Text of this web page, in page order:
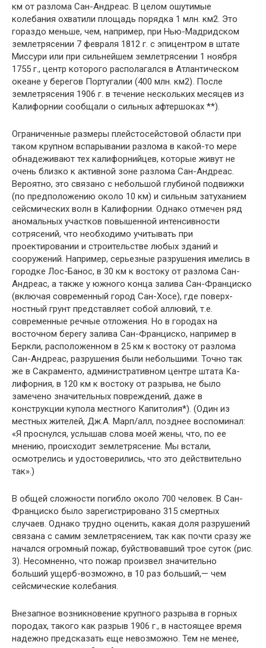
км от разлома Сан-Андреас. В целом ошутимые
колебания охватили площадь порядка 1 млн. км2. Это
гораздо меньше, чем, например, при Нью-Мадридском
землетрясении 7 февраля 1812 г. с эпицентром в штате
Миссури или при сильнейшем землетрясении 1 ноября
1755 г., центр которого располагался в Атлантическом
океане у берегов Португалии (400 млн. км2). После
землетрясения 1906 г. в течение нескольких месяцев из
Калифорнии сообщали о сильных афтершоках **).
Ограниченные размеры плейстосейстовой области при
таком крупном вспарывании разлома в какой-то мере
обнадеживают тех калифорнийцев, которые живут не
очень близко к активной зоне разлома Сан-Андреас.
Вероятно, это связано с небольшой глубиной подвижки
(по предположению около 10 км) и сильным затуханием
сейсмических волн в Калифорнии. Однако отмечен ряд
аномальных участков повышенной интенсивности
сотрясе­ний, что необходимо учитывать при
проектировании и строи­тельстве любых зданий и
сооружений. Например, серьезные раз­рушения имелись в
городке Лос-Банос, в 30 км к востоку от разлома Сан-
Андреас, а также у южного конца залива Сан-Фран­циско
(включая современный город Сан-Хосе), где поверх­
ностный грунт представляет собой аллювий, т.е.
современные речные отложения. Но в городах на
восточном берегу залива Сан-Франциско, например в
Беркли, расположенном в 25 км к востоку от разлома
Сан-Андреас, разрушения были небольшими. Точно так
же в Сакраменто, административном центре штата Ка­
лифорния, в 120 км к востоку от разрыва, не было
замечено значи­тельных повреждений, даже в
конструкции купола местного Капи­толия*). (Один из
местных жителей, Дж.А. Марп/алл, позднее воспоминал:
«Я проснулся, услышав слова моей жены, что, по ее
мнению, происходит землетрясение. Мы встали,
осмотрелись и удостоверились, что это действительно
так».)
В общей сложности погибло около 700 человек. В Сан-
Фран­циско было зарегистрировано 315 смертных
случаев. Однако трудно оценить, какая доля разрушений
связана с самим земле­трясением, так как почти сразу же
начался огромный пожар, буй­ствовавший трое суток (рис.
3). Несомненно, что пожар произвел значительно
больший ущерб-возможно, в 10 раз больший,— чем
сейсмические колебания.
Внезапное возникновение крупного разрыва в горных
поро­дах, такого как разрыв 1906 г., в настоящее время
надежно пред­сказать еще невозможно. Тем не менее,